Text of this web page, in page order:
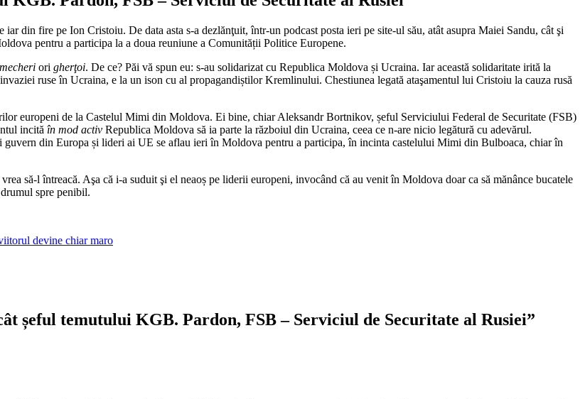
din fire pe Ion Cristoiu. De data asta s-a dezlănţuit, într-un podcast posta ieri pe site-ul său, atât asupra Maiei Sandu, cât şi
pentru a participa la a doua reuniune a Comunității Politice Europene.
ori gherţoi. De ce? Păi vă spun eu: s-au solidarizat cu Republica Moldova și Ucraina. Iar această solidaritate irită la
ruse în Ucraina, e la un ison cu al propagandiștilor Kremlinului. Chestiunea legată ataşamentul lui Cristoiu la cauza rusă
europeni de la Castelul Mimi din Moldova. Ei bine, chiar Aleksandr Bortnikov, șeful Serviciului Federal de Securitate (FSB)
incită în mod activ Republica Moldova să ia parte la războiul din Ucraina, ceea ce n-are nicio legătură cu adevărul.
din Europa și lideri ai UE se aflau ieri în Moldova pentru a participa, în incinta castelului Mimi din Bulboaca, chiar în
să-l întreacă. Aşa că i-a suduit şi el neaoș pe liderii europeni, invocând că au venit în Moldova doar ca să mănânce bucatele
spre penibil.
devine chiar maro
șeful temutului KGB. Pardon, FSB – Serviciul de Securitate al Rusiei”